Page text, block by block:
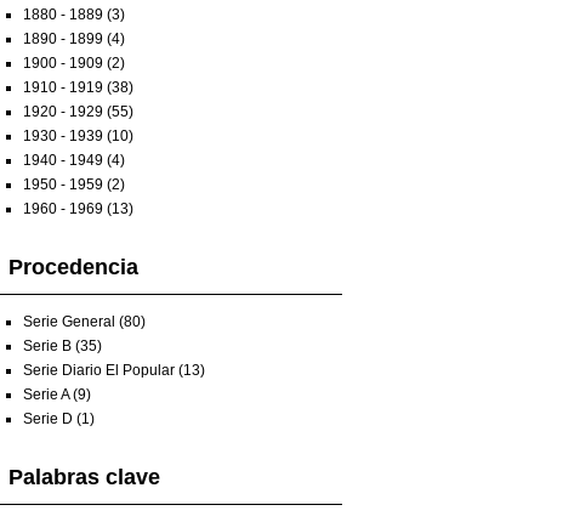
1880 - 1889 (3)
1890 - 1899 (4)
1900 - 1909 (2)
1910 - 1919 (38)
1920 - 1929 (55)
1930 - 1939 (10)
1940 - 1949 (4)
1950 - 1959 (2)
1960 - 1969 (13)
Procedencia
Serie General (80)
Serie B (35)
Serie Diario El Popular (13)
Serie A (9)
Serie D (1)
Palabras clave